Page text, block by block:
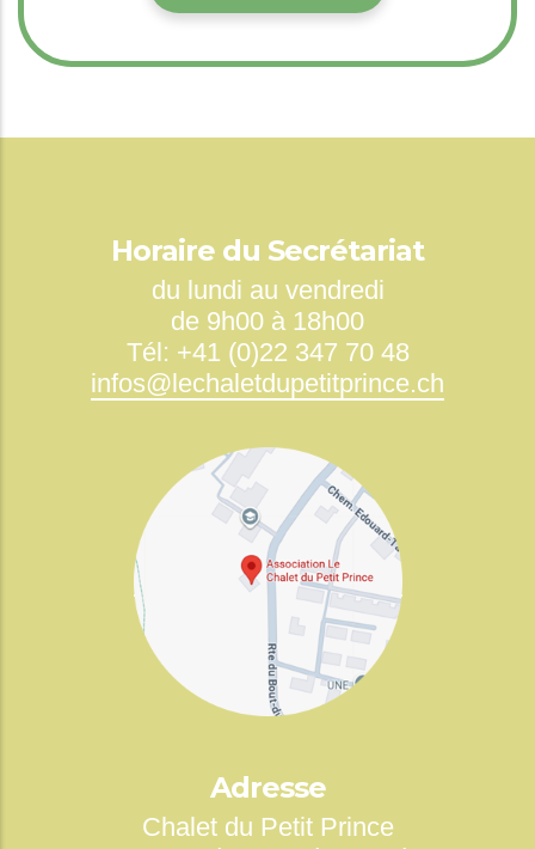
Horaire du Secrétariat
du lundi au vendredi
de 9h00 à 18h00
Tél: +41 (0)22 347 70 48
infos@lechaletdupetitprince.ch
Adresse
Chalet du Petit Prince